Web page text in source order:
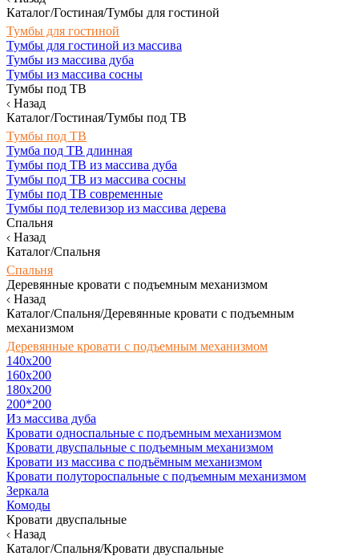
Каталог/Гостиная/Тумбы для гостиной
Тумбы для гостиной
Тумбы для гостиной из массива
Тумбы из массива дуба
Тумбы из массива сосны
Тумбы под ТВ
Назад
Каталог/Гостиная/Тумбы под ТВ
Тумбы под ТВ
Тумба под ТВ длинная
Тумбы под ТВ из массива дуба
Тумбы под ТВ из массива сосны
Тумбы под ТВ современные
Тумбы под телевизор из массива дерева
Спальня
Назад
Каталог/Спальня
Спальня
Деревянные кровати с подъемным механизмом
Назад
Каталог/Спальня/Деревянные кровати с подъемным
механизмом
Деревянные кровати с подъемным механизмом
140x200
160х200
180х200
200*200
Из массива дуба
Кровати односпальные с подъемным механизмом
Кровати двуспальные с подъемным механизмом
Кровати из массива с подъёмным механизмом
Кровати полутороспальные с подъемным механизмом
Зеркала
Комоды
Кровати двуспальные
Назад
Каталог/Спальня/Кровати двуспальные